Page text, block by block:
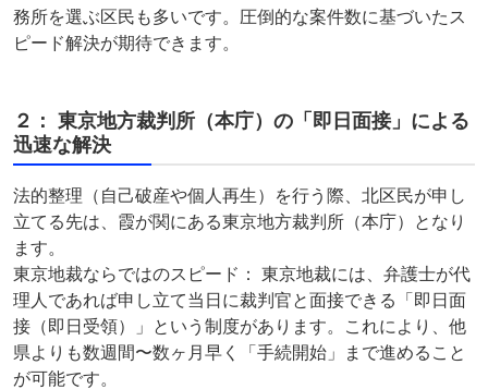
務所を選ぶ区民も多いです。圧倒的な案件数に基づいたス
ピード解決が期待できます。
２： 東京地方裁判所（本庁）の「即日面接」による
迅速な解決
法的整理（自己破産や個人再生）を行う際、北区民が申し
立てる先は、霞が関にある東京地方裁判所（本庁）となり
ます。
東京地裁ならではのスピード： 東京地裁には、弁護士が代
理人であれば申し立て当日に裁判官と面接できる「即日面
接（即日受領）」という制度があります。これにより、他
県よりも数週間〜数ヶ月早く「手続開始」まで進めること
が可能です。